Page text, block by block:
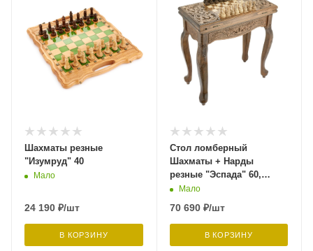
Шахматы резные
"Изумруд" 40
Мало
24 190 ₽/шт
В КОРЗИНУ
Стол ломберный
Шахматы + Нарды
резные "Эспада" 60,
Harutyunyan
Мало
70 690₽/шт
В КОРЗИНУ